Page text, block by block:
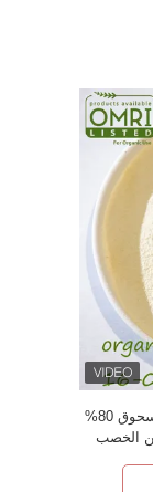
OMRI حمض أميني أنزيمي عضوي مسحوق 80%
الخصب